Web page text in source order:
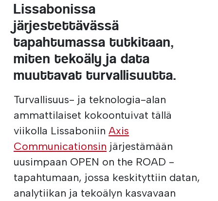
Lissabonissa
järjestettävässä
tapahtumassa tutkitaan,
miten tekoäly ja data
muuttavat turvallisuutta.
Turvallisuus- ja teknologia-alan
ammattilaiset kokoontuivat tällä
viikolla Lissaboniin Axis
Communicationsin järjestämään
uusimpaan OPEN on the ROAD -
tapahtumaan, jossa keskityttiin datan,
analytiikan ja tekoälyn kasvavaan